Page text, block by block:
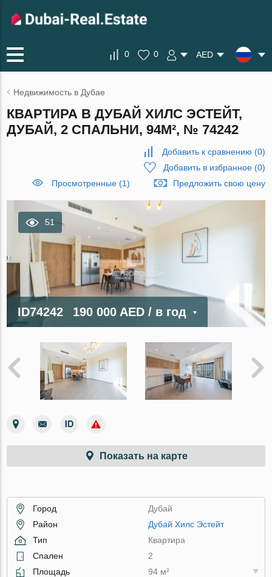
0 0 AED
Недвижимость в Дубае
КВАРТИРА В ДУБАЙ ХИЛС ЭСТЕЙТ,
ДУБАЙ, 2 СПАЛЬНИ, 94М², № 74242
Добавить к сравнению (0)
Добавить в избранное(0)
Просмотренные (1)
Предложить свою цену
51
ID74242 190 000 AED/ в год
Показать на карте
Город
Дубай
Район
Дубай Хилс Эстейт
Тип
Квартира
Спален
2
Площадь
94 м²